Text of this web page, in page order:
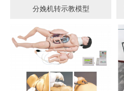
分娩机转示教模型